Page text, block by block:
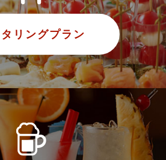
リングプラン